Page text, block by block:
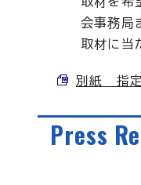
会事務局
取材に当
別紙 指定
Press